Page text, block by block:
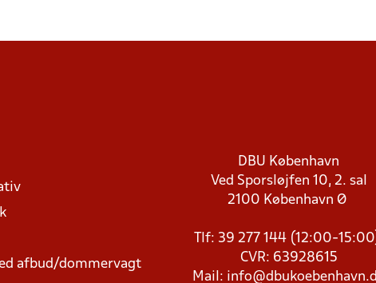
afbud/dommervagt
DBU København
Ved Sporsløjfen 10, 2. sal
2100 København Ø
Tlf: 39 277 144 (12:00-
CVR: 63928615
Mail: